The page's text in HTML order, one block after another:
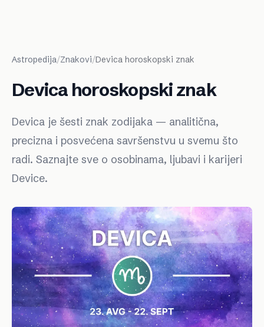
Astropedija/Znakovi/Devica horoskopski znak
Devica horoskopski znak
Devica je šesti znak zodijaka — analitična,
precizna i posvećena savršenstvu u svemu što
radi. Saznajte sve o osobinama, ljubavi i karijeri
Device.